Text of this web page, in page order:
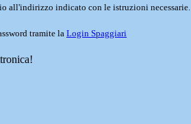
all'indirizzo indicato con le istruzioni necessarie.
tramite la Login Spaggiari